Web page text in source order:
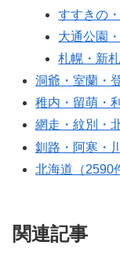
すすきの
大通公園
札幌・新
洞爺・室蘭・
稚内・留萌・
網走・紋別・
釧路・阿寒・
北海道（2590
関連記事